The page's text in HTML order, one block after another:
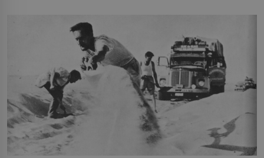
1778), jenže v Asii o něm ví už celá staletí. Zvíře
připomíná jelena, v kohoutku dosahuje […]